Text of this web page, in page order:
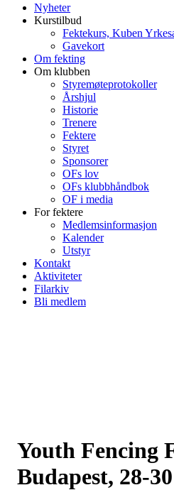
Nyheter
Kurstilbud
Fektekurs, Kuben
Gavekort
Om fekting
Om klubben
Styremøteprotokoller
Årshjul
Historie
Trenere
Fektere
Styret
Sponsorer
OFs lov
OFs klubbhåndbok
OF i media
For fektere
Medlemsinformasjon
Kalender
Utstyr
Kontakt
Aktiviteter
Filarkiv
Bli medlem
Youth Fencing
Budapest, 28-